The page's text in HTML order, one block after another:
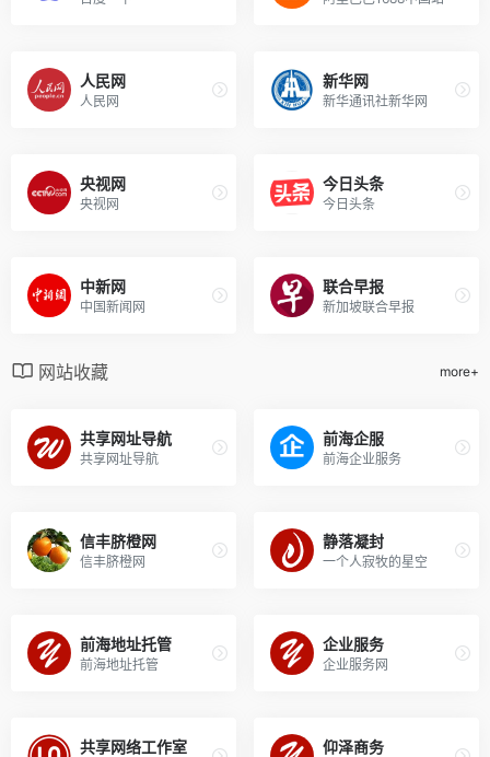
人民网
人民网
新华网
新华通讯社新华网
央视网
央视网
今日头条
今日头条
中新网
中国新闻网
联合早报
新加坡联合早报
网站收藏 more+
共享网址导航
共享网址导航
前海企服
前海企业服务
信丰脐橙网
信丰脐橙网
静落凝封
一个人寂牧的星空
前海地址托管
前海地址托管
企业服务
企业服务网
共享网络工作室 仰泽商务